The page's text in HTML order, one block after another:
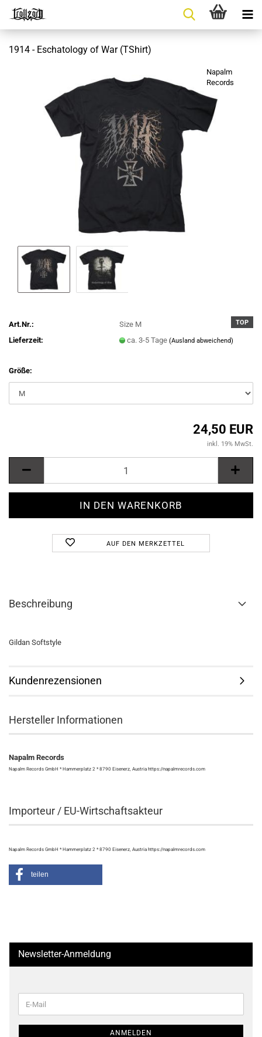
1914 - Eschatology of War (TShirt)
Napalm
Records
TOP
Art.Nr.:
Size M
Lieferzeit:
ca. 3-5 Tage(Ausland abweichend)
Größe:
24,50 EUR
inkl. 19% MwSt.
AUF DEN MERKZETTEL
Beschreibung
Gildan Softstyle
Kundenrezensionen
Hersteller Informationen
Napalm Records
Napalm Records GmbH * Hammerplatz 2 * 8790 Eisenerz, Austria https://napalmrecords.com
Importeur / EU-Wirtschaftsakteur
Napalm Records GmbH * Hammerplatz 2 * 8790 Eisenerz, Austria https://napalmrecords.com
teilen
Newsletter-Anmeldung
ZUR
E-
Mail
ANMELDEN